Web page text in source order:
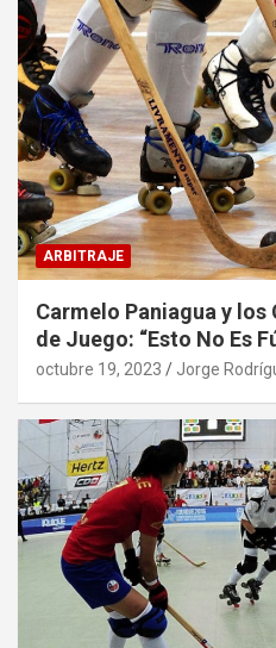
ARBITRAJE
Carmelo Paniagua y los
de Juego: “Esto No Es
octubre 19, 2023 Jorge